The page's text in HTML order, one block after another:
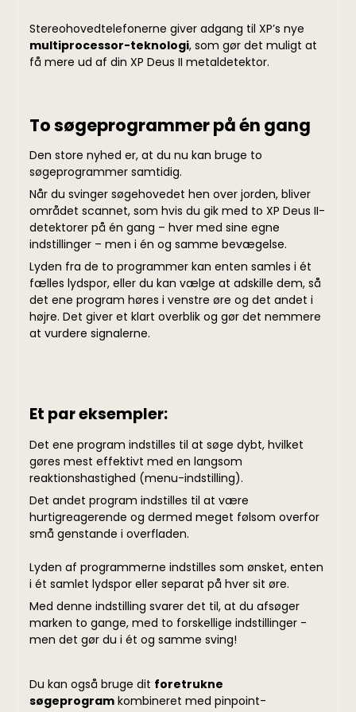
Stereohovedtelefonerne giver adgang til XP’s nye
multiprocessor-teknologi, som gør det muligt at
få mere ud af din XP Deus II metaldetektor.
To søgeprogrammer på én gang
Den store nyhed er, at du nu kan bruge to
søgeprogrammer samtidig.
Når du svinger søgehovedet hen over jorden, bliver
området scannet, som hvis du gik med to XP Deus II-
detektorer på én gang – hver med sine egne
indstillinger – men i én og samme bevægelse.
Lyden fra de to programmer kan enten samles i ét
fælles lydspor, eller du kan vælge at adskille dem, så
det ene program høres i venstre øre og det andet i
højre. Det giver et klart overblik og gør det nemmere
at vurdere signalerne.
Et par eksempler:
Det ene program indstilles til at søge dybt, hvilket
gøres mest effektivt med en langsom
reaktionshastighed (menu-indstilling).
Det andet program indstilles til at være
hurtigreagerende og dermed meget følsom overfor
små genstande i overfladen.
Lyden af programmerne indstilles som ønsket, enten
i ét samlet lydspor eller separat på hver sit øre.
Med denne indstilling svarer det til, at du afsøger
marken to gange, med to forskellige indstillinger -
men det gør du i ét og samme sving!
Du kan også bruge dit foretrukne
søgeprogram kombineret med pinpoint-